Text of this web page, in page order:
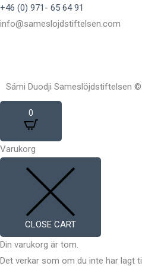
+46 (0) 971- 65 64 91
info@sameslojdstiftelsen.com
Sámi Duodji Sameslöjdstiftelsen
0
Varukorg
CLOSE CART
Din varukorg är tom.
Det verkar som om du inte har lagt